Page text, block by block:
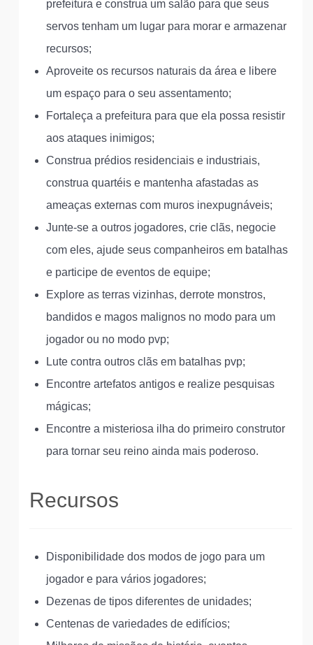
prefeitura e construa um salão para que seus
servos tenham um lugar para morar e armazenar
recursos;
Aproveite os recursos naturais da área e libere
um espaço para o seu assentamento;
Fortaleça a prefeitura para que ela possa resistir
aos ataques inimigos;
Construa prédios residenciais e industriais,
construa quartéis e mantenha afastadas as
ameaças externas com muros inexpugnáveis;
Junte-se a outros jogadores, crie clãs, negocie
com eles, ajude seus companheiros em batalhas
e participe de eventos de equipe;
Explore as terras vizinhas, derrote monstros,
bandidos e magos malignos no modo para um
jogador ou no modo pvp;
Lute contra outros clãs em batalhas pvp;
Encontre artefatos antigos e realize pesquisas
mágicas;
Encontre a misteriosa ilha do primeiro construtor
para tornar seu reino ainda mais poderoso.
Recursos
Disponibilidade dos modos de jogo para um
jogador e para vários jogadores;
Dezenas de tipos diferentes de unidades;
Centenas de variedades de edifícios;